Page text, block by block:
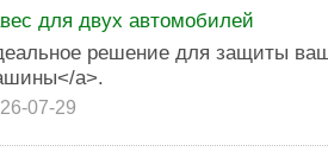
для двух автомобилей
решение для защиты
a>.
07-29